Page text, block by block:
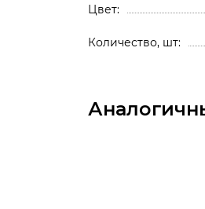
Цвет
Количество, шт